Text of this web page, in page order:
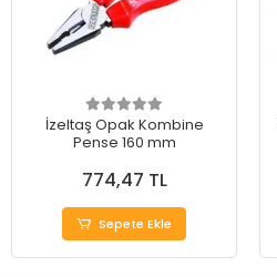
İzeltaş Opak Kombine
Pense 160 mm
774,47 TL
Sepete Ekle